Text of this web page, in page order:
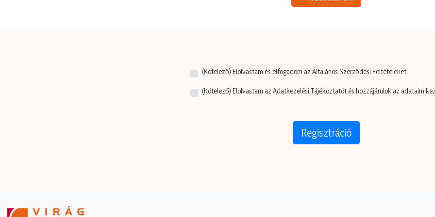
(Kötelező) Elolvastam és elfogadom az Általános Szerződési Feltételeket.
(Kötelező) Elolvastam az Adatkezelési Tájékoztatót és hozzájárulok az adataim
Regisztráció